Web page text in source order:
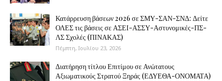
Κατάρρευση βάσεων 2026 σε ΣΜΥ-ΣΑΝ-ΣΝΔ: Δείτε
ΟΛΕΣ τις βάσεις σε ΑΣΕΙ-ΑΣΣΥ-Αστυνομικές-ΠΣ-
ΛΣ Σχολές (ΠΙΝΑΚΑΣ)
Πέμπτη, Ιουλίου 23, 2026
Διατήρηση τίτλου Επιτίμου σε Ανώτατους
Αξιωματικούς Στρατού Ξηράς (ΕΔΥΕΘΑ-ΟΝΟΜΑΤΑ)